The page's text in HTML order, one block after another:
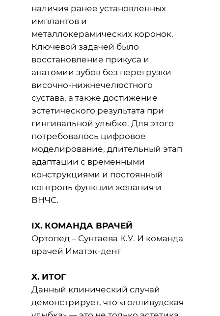
наличия ранее установленных
имплантов и
металлокерамических коронок.
Ключевой задачей было
восстановление прикуса и
анатомии зубов без перегрузки
височно-нижнечелюстного
сустава, а также достижение
эстетического результата при
гингивальной улыбке. Для этого
потребовалось цифровое
моделирование, длительный этап
адаптации с временными
конструкциями и постоянный
контроль функции жевания и
ВНЧС.
IX. КОМАНДА ВРАЧЕЙ
Ортопед – Сунтаева К.У. И команда
врачей Иматэк-дент
X. ИТОГ
Данный клинический случай
демонстрирует, что «голливудская